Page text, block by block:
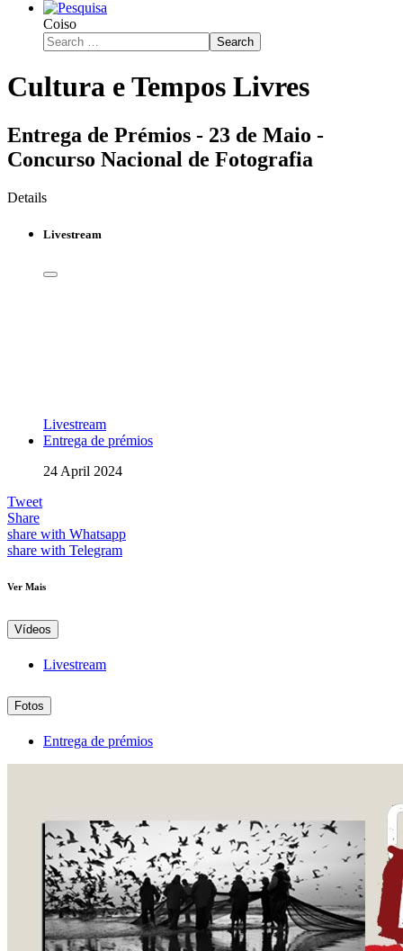
Coiso
Search
Cultura e Tempos Livres
Entrega de Prémios - 23 de Maio -
Concurso Nacional de Fotografia
Details
Livestream
Livestream
Entrega de prémios
24 April 2024
Tweet
Share
share with Whatsapp
share with Telegram
Ver Mais
Vídeos
Livestream
Fotos
Entrega de prémios